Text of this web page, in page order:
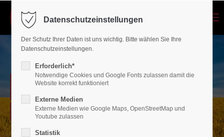
Login
Benutzername
NEWSARCHIV
Verein für Bewegungsspiele 1936/45 Polch/Maifeld e.V.
Datenschutzeinstellungen
Der Schutz Ihrer Daten ist uns wichtig. Bitte wählen Sie Ihre
Datenschutzeinstellungen.
Erforderlich*
Notwendige Cookies und Google Fonts zulassen damit die
Website korrekt funktioniert
Externe Medien
Externe Medien wie Google Maps, OpenStreetMap und
Youtube zulassen
Statistik